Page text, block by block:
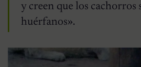
y creen que los cachorros
huérfanos».